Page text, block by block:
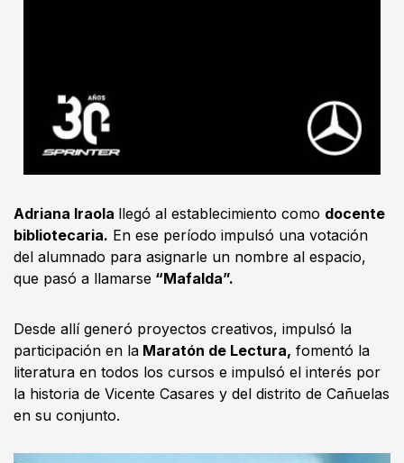
Adriana Iraola llegó al establecimiento como docente
bibliotecaria. En ese período impulsó una votación
del alumnado para asignarle un nombre al espacio,
que pasó a llamarse “Mafalda”.
Desde allí generó proyectos creativos, impulsó la
participación en la Maratón de Lectura, fomentó la
literatura en todos los cursos e impulsó el interés por
la historia de Vicente Casares y del distrito de Cañuelas
en su conjunto.